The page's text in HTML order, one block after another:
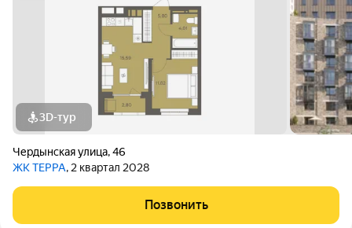
3D-тур
Чердынская улица,46
ЖК ТЕРРА, 2 квартал 2028
Позвонить